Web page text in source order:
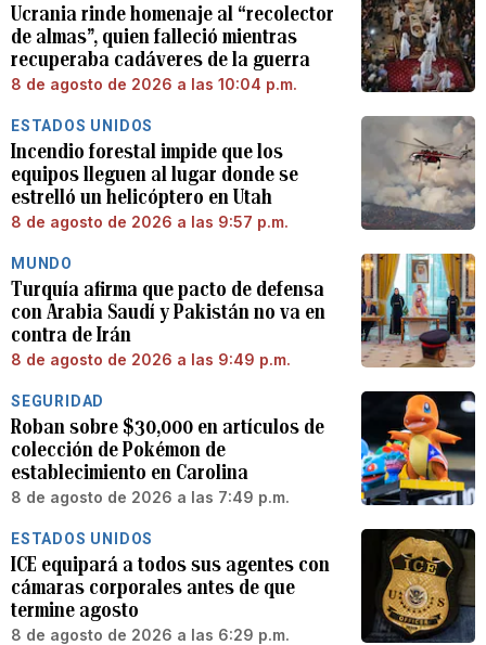
Ucrania rinde homenaje al “recolector
de almas”, quien falleció mientras
recuperaba cadáveres de la guerra
8 de agosto de 2026 a las 10:04 p.m.
ESTADOS UNIDOS
Incendio forestal impide que los
equipos lleguen al lugar donde se
estrelló un helicóptero en Utah
8 de agosto de 2026 a las 9:57 p.m.
MUNDO
Turquía afirma que pacto de defensa
con Arabia Saudí y Pakistán no va en
contra de Irán
8 de agosto de 2026 a las 9:49 p.m.
SEGURIDAD
Roban sobre $30,000 en artículos de
colección de Pokémon de
establecimiento en Carolina
8 de agosto de 2026 a las 7:49 p.m.
ESTADOS UNIDOS
ICE equipará a todos sus agentes con
cámaras corporales antes de que
termine agosto
8 de agosto de 2026 a las 6:29 p.m.